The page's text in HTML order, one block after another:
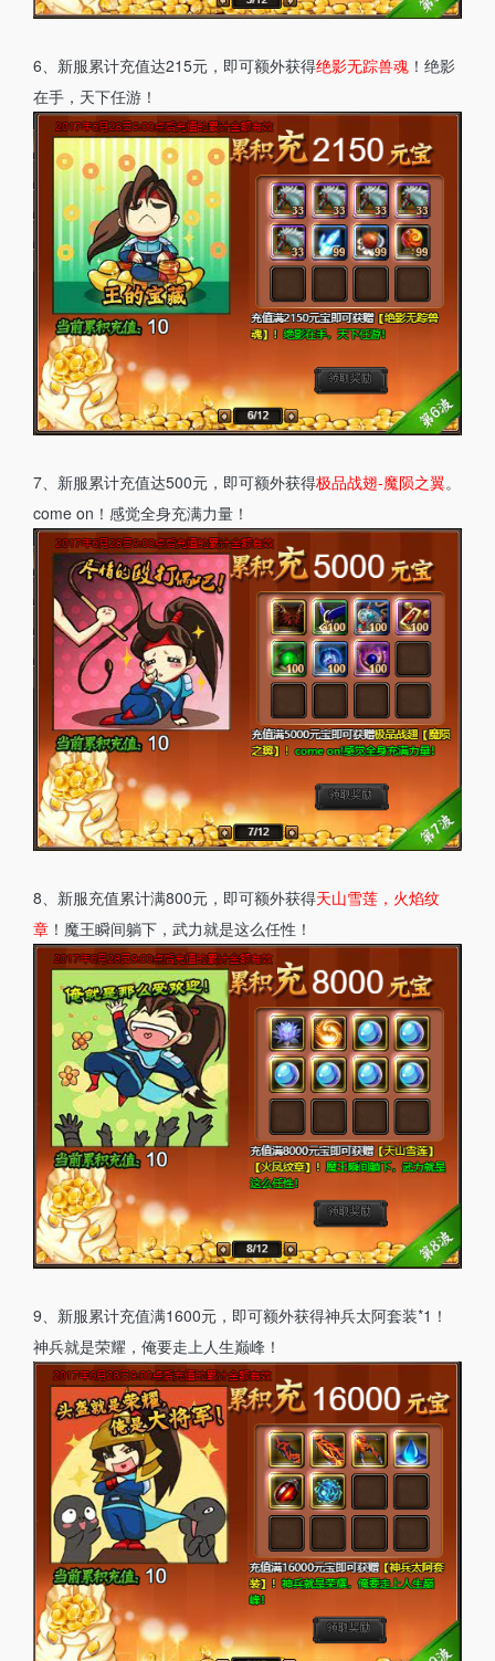
6、新服累计充值达215元，即可额外获得绝影无踪兽魂 ！绝影
在手，天下任游！
7、新服累计充值达500元，即可额外获得极品战翅-魔陨之翼。
come on！感觉全身充满力量！
8、新服充值累计满800元，即可额外获得天山雪莲，火焰纹
章 ！魔王瞬间躺下，武力就是这么任性！
9、新服累计充值满1600元，即可额外获得神兵太阿套装*1！
神兵就是荣耀，俺要走上人生巅峰！